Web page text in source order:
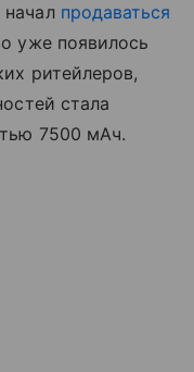
начал продаваться
уже появилось
ритейлеров,
стала
7500 мАч.